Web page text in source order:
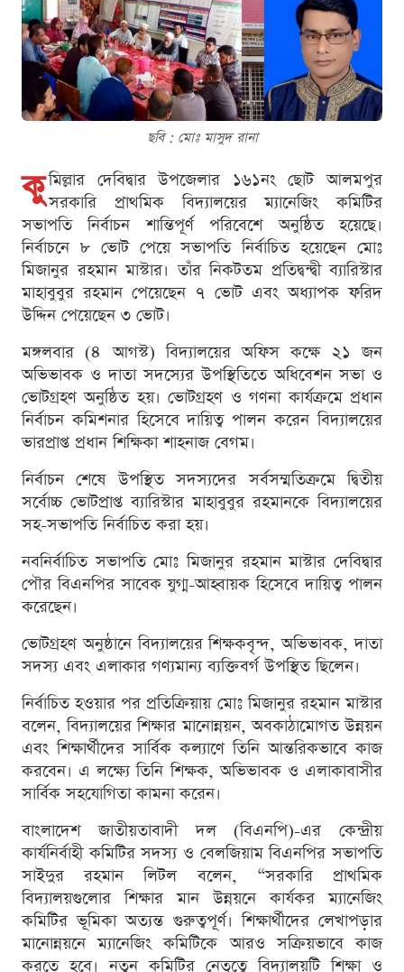
ছবি : মোঃ মাসুদ রানা
কু মিল্লার দেবিদ্বার উপজেলার ১৬১নং ছোট আলমপুর
সরকারি প্রাথমিক বিদ্যালয়ের ম্যানেজিং কমিটির
সভাপতি নির্বাচন শান্তিপূর্ণ পরিবেশে অনুষ্ঠিত হয়েছে।
নির্বাচনে ৮ ভোট পেয়ে সভাপতি নির্বাচিত হয়েছেন মোঃ
মিজানুর রহমান মাস্টার। তাঁর নিকটতম প্রতিদ্বন্দ্বী ব্যারিস্টার
মাহাবুবুর রহমান পেয়েছেন ৭ ভোট এবং অধ্যাপক ফরিদ
উদ্দিন পেয়েছেন ৩ ভোট।
মঙ্গলবার (৪ আগস্ট) বিদ্যালয়ের অফিস কক্ষে ২১ জন
অভিভাবক ও দাতা সদস্যের উপস্থিতিতে অধিবেশন সভা ও
ভোটগ্রহণ অনুষ্ঠিত হয়। ভোটগ্রহণ ও গণনা কার্যক্রমে প্রধান
নির্বাচন কমিশনার হিসেবে দায়িত্ব পালন করেন বিদ্যালয়ের
ভারপ্রাপ্ত প্রধান শিক্ষিকা শাহনাজ বেগম।
নির্বাচন শেষে উপস্থিত সদস্যদের সর্বসম্মতিক্রমে দ্বিতীয়
সর্বোচ্চ ভোটপ্রাপ্ত ব্যারিস্টার মাহাবুবুর রহমানকে বিদ্যালয়ের
সহ-সভাপতি নির্বাচিত করা হয়।
নবনির্বাচিত সভাপতি মোঃ মিজানুর রহমান মাস্টার দেবিদ্বার
পৌর বিএনপির সাবেক যুগ্ম-আহ্বায়ক হিসেবে দায়িত্ব পালন
করেছেন।
ভোটগ্রহণ অনুষ্ঠানে বিদ্যালয়ের শিক্ষকবৃন্দ, অভিভাবক, দাতা
সদস্য এবং এলাকার গণ্যমান্য ব্যক্তিবর্গ উপস্থিত ছিলেন।
নির্বাচিত হওয়ার পর প্রতিক্রিয়ায় মোঃ মিজানুর রহমান মাস্টার
বলেন, বিদ্যালয়ের শিক্ষার মানোন্নয়ন, অবকাঠামোগত উন্নয়ন
এবং শিক্ষার্থীদের সার্বিক কল্যাণে তিনি আন্তরিকভাবে কাজ
করবেন। এ লক্ষ্যে তিনি শিক্ষক, অভিভাবক ও এলাকাবাসীর
সার্বিক সহযোগিতা কামনা করেন।
বাংলাদেশ জাতীয়তাবাদী দল (বিএনপি)-এর কেন্দ্রীয়
কার্যনির্বাহী কমিটির সদস্য ও বেলজিয়াম বিএনপির সভাপতি
সাইদুর রহমান লিটল বলেন, “সরকারি প্রাথমিক
বিদ্যালয়গুলোর শিক্ষার মান উন্নয়নে কার্যকর ম্যানেজিং
কমিটির ভূমিকা অত্যন্ত গুরুত্বপূর্ণ। শিক্ষার্থীদের লেখাপড়ার
মানোন্নয়নে ম্যানেজিং কমিটিকে আরও সক্রিয়ভাবে কাজ
করতে হবে। নতুন কমিটির নেতৃত্বে বিদ্যালয়টি শিক্ষা ও